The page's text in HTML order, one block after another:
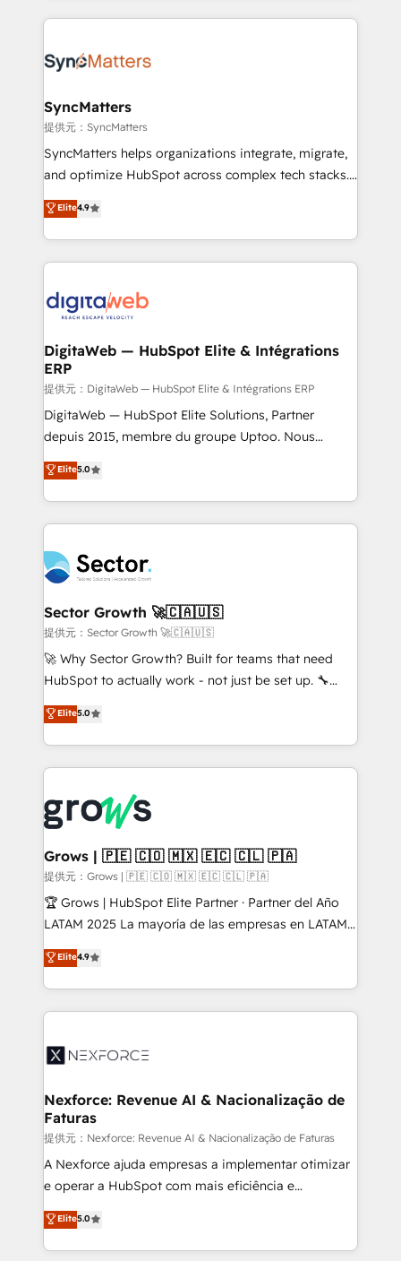
onboarding in weeks Growth-Track: Unlock
advanced optimization & adoption 📍 São Paulo, BR
experience with CRM, Marketing, Sales & Service
Own back-end developers - Complex data
View, SuperOffice) - Custom integrations (e.g. MS
Business Central, Navision, AX, SAP, Exact, AFAS) We
focus on growing B2B companies in the SME sector
such as manufacturing, SaaS, business services and
partner, we know how important user adoption is.
That's why we have developed a step-by-step
technology and people with each other. Together we
strive for optimal customer processes and
SyncMatters
提供元：SyncMatters
SyncMatters helps organizations integrate, migrate,
and optimize HubSpot across complex tech stacks.
From CRM data migrations to real-time integrations
and portal consolidations, we ensure clean, reliable
data across every system. Core Solutions: -
HubSpot CRM Data Migration - Custom HubSpot
Synchronization - HubSpot Portal Consolidation -
to HubSpot migrations - HubSpot and NetSuite or
ERP integrations - Multi-system data
synchronization - Fixing broken or unreliable
integrations Trusted by RevOps teams to manage
complex, high-risk CRM migrations and integrations.
Elite4.9
DigitaWeb — HubSpot Elite & Intégrations
ERP
提供元：DigitaWeb — HubSpot Elite & Intégrations ERP
DigitaWeb — HubSpot Elite Solutions, Partner
depuis 2015, membre du groupe Uptoo. Nous
aidons les ETI et PME B2B à unifier Marketing,
Ventes et Service sur HubSpot grâce à la Revenue
Architecture : alignement des équipes, pipeline
prévisible, croissance mesurable. 🔌 Intégrations
Dynamics..), VOIP (Aircall, Ringover, Modjo), Shopify,
Oneflow. 💻 Développements custom : CRM UI
Extensions (React), Serverless Node.js, Custom
Objects, thèmes HubL, agents IA & Breeze AI. 🎯
Secteurs : Industrie, Distribution B2B, SaaS, Services
B2B, Immobilier, Viticulture, Finance. 🚀 Nos livrables
Sales + Service Hub, synchronisation ERP ↔
HubSpot temps réel, formation équipes. 🏆 +350
Integration. 📩 Parlons de votre projet →
digitaweb.com
Elite5.0
Sector Growth 🚀🇨🇦🇺🇸
提供元：Sector Growth 🚀🇨🇦🇺🇸
🚀 Why Sector Growth? Built for teams that need
HubSpot to actually work - not just be set up. 🔧
HubSpot Experts: Onboarding, migrations,
automation, and training built for adoption. ⚡ Highly
Technical Execution: ERP, EMR and Custom
Integrations; complex builds delivered in weeks, not
workflows; automation agents; process optimization
inside HubSpot. 🏆 Industry Experience: 🏥
Healthcare: HIPAA implementations; secure data
workflows 💼 Financial Services: compliant
workflows; audit-ready reporting ⚖️ Legal: client
intake; pipeline and document workflows 🛒 E-
revenue automation 🏢 Real Estate: deal pipelines;
portfolio and lifecycle management 🏭
HIPAA-aware; CASL-compliant; GDPR-ready
implementations where required 💡 Why 500+
built to scale.
Elite5.0
Grows | 🇵🇪 🇨🇴 🇲🇽 🇪🇨 🇨🇱 🇵🇦
提供元：Grows | 🇵🇪 🇨🇴 🇲🇽 🇪🇨 🇨🇱 🇵🇦
🏆 Grows | HubSpot Elite Partner · Partner del Año
LATAM 2025 La mayoría de las empresas en LATAM
no tienen un problema de herramientas. Tienen un
problema de orden. Equipos desalineados, datos
dispersos y procesos que dependen de personas
clave — no de sistemas. Eso frena el crecimiento,
⚙️ Grows ordena los procesos comerciales, alinea
de forma que genera resultados reales desde las
primeras semanas — no meses. 🤝 No entregamos
proyectos y nos vamos. Nos quedamos como
socios estratégicos, ayudando a sostener y escalar
lo que construimos juntos. Porque crecer sin orden
Operamos en Colombia, Perú, México, Ecuador,
Chile, Panamá, Bolivia, Argentina y República
Elite4.9
Nexforce: Revenue AI & Nacionalização de
Faturas
提供元：Nexforce: Revenue AI & Nacionalização de Faturas
A Nexforce ajuda empresas a implementar otimizar
e operar a HubSpot com mais eficiência e
previsibilidade de receita. Combinamos Revenue
Operations (RevOps) e Inteligência Artificial para
estruturar processos integrar sistemas organizar
Elite5.0